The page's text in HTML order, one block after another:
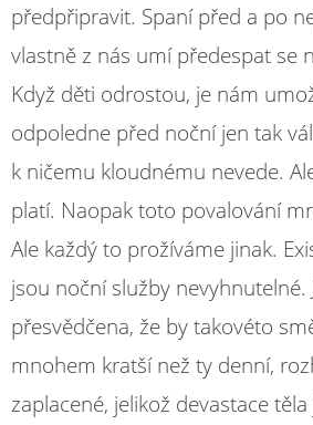
předpřipravit. Spaní před a po
vlastně z nás umí předespat se
Když děti odrostou, je nám
odpoledne před noční jen tak
k ničemu kloudnému nevede.
platí. Naopak toto povalování
Ale každý to prožíváme jinak.
jsou noční služby nevyhnutelné.
přesvědčena, že by takovéto
mnohem kratší než ty denní,
zaplacené, jelikož devastace